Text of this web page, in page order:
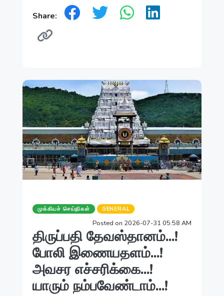
Share:
முக்கியச் செய்திகள் GENERAL
Posted on 2026-07-31 05:58 AM
திருப்பதி தேவஸ்தானம்...!
போலி இணையதளம்...!
அவசர எச்சரிக்கை...!
யாரும் நம்பவேண்டாம்...!